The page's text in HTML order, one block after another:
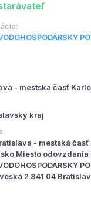
- mestská časť
kraj
- mestská časť
Miesto odovzdania
2 841 04